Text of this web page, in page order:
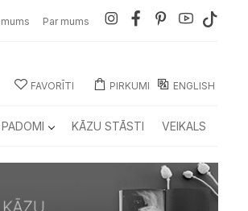
Par mums
FAVORĪTI PIRKUMI ENGLISH
KĀZU STĀSTI VEIKALS